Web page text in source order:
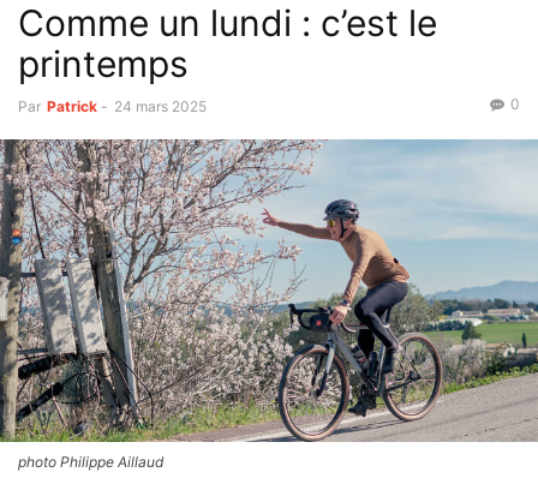
Comme un lundi : c’est le
printemps
Par Patrick - 24 mars 2025 0
photo Philippe Aillaud